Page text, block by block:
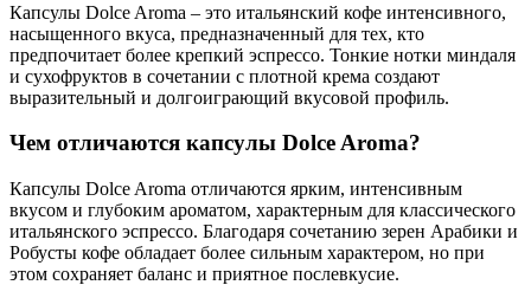
Капсулы Dolce Aroma – это итальянский кофе интенсивного,
насыщенного вкуса, предназначенный для тех, кто
предпочитает более крепкий эспрессо. Тонкие нотки миндаля
и сухофруктов в сочетании с плотной крема создают
выразительный и долгоиграющий вкусовой профиль.
Чем отличаются капсулы Dolce Aroma?
Капсулы Dolce Aroma отличаются ярким, интенсивным
вкусом и глубоким ароматом, характерным для классического
итальянского эспрессо. Благодаря сочетанию зерен Арабики и
Робусты кофе обладает более сильным характером, но при
этом сохраняет баланс и приятное послевкусие.